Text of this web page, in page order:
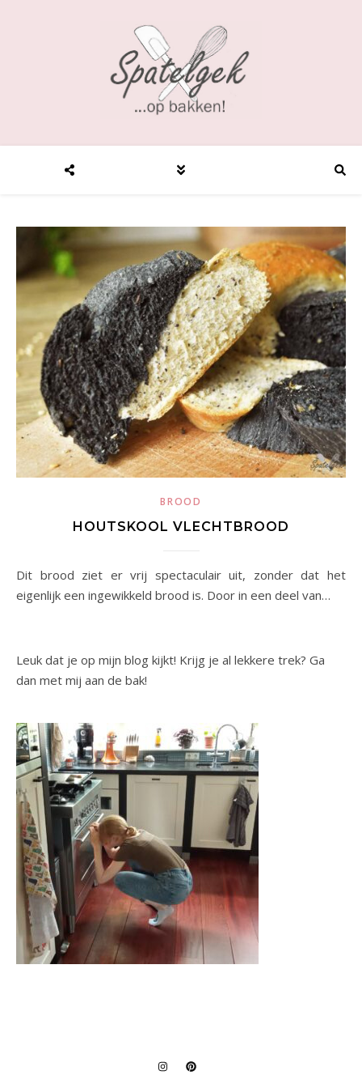
BROOD
HOUTSKOOL VLECHTBROOD
Dit brood ziet er vrij spectaculair uit, zonder dat het
eigenlijk een ingewikkeld brood is. Door in een deel van…
Leuk dat je op mijn blog kijkt! Krijg je al lekkere trek? Ga
dan met mij aan de bak!